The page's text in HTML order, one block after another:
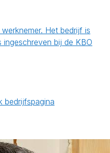
Het bedrijf is
bij de KBO
bedrijfspagina